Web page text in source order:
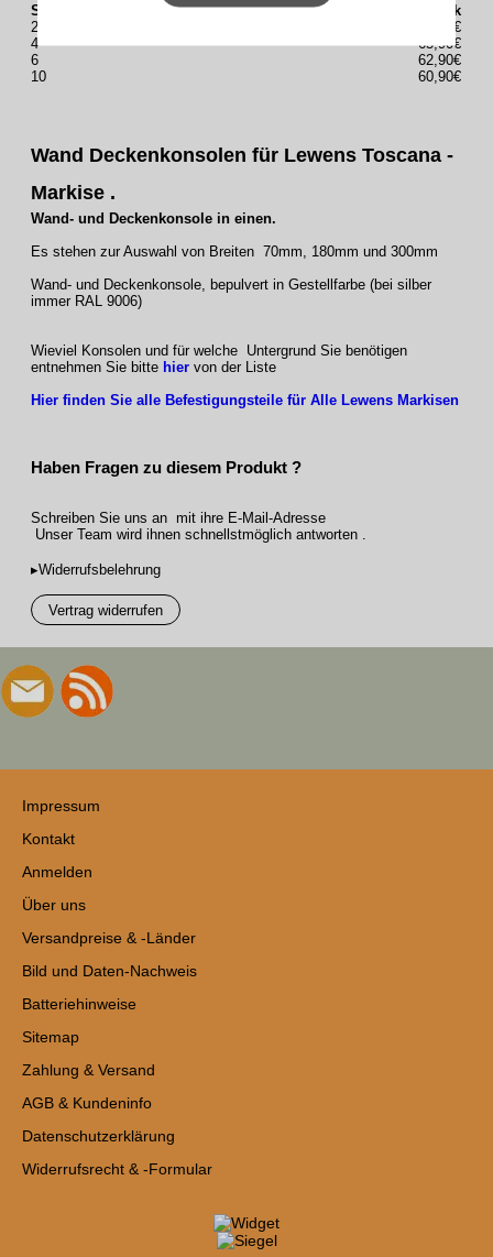
Staffelung (Stück)
Preis(Brutto) / Stück
2
70,90€
4
65,90€
6
62,90€
10
60,90€
Wand Deckenkonsolen für Lewens Toscana -
Markise .
Wand- und Deckenkonsole in einen.
Es stehen zur Auswahl von Breiten 70mm, 180mm und 300mm
Wand- und Deckenkonsole, bepulvert in Gestellfarbe (bei silber
immer RAL 9006)
Wieviel Konsolen und für welche Untergrund Sie benötigen
entnehmen Sie bitte hier von der Liste
Hier finden Sie alle Befestigungsteile für Alle Lewens Markisen
Haben Fragen zu diesem Produkt ?
Schreiben Sie uns an mit ihre E-Mail-Adresse
Unser Team wird ihnen schnellstmöglich antworten .
▸Widerrufsbelehrung
Vertrag widerrufen
Impressum
Kontakt
Anmelden
Über uns
Versandpreise & -Länder
Bild und Daten-Nachweis
Batteriehinweise
Sitemap
Zahlung & Versand
AGB & Kundeninfo
Datenschutzerklärung
Widerrufsrecht & -Formular